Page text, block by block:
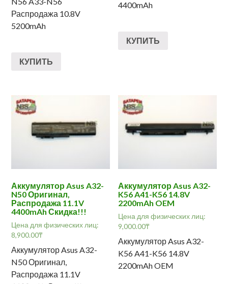
Распродажа 10.8V
5200mAh
КУПИТЬ
4400mAh
КУПИТЬ
Аккумулятор Asus A32-
N50 Оригинал,
Распродажа 11.1V
4400mAh Скидка!!!
Цена для физических лиц:
8,900.00₸
Аккумулятор Asus A32-
N50 Оригинал,
Распродажа 11.1V
Аккумулятор Asus A32-
K56 A41-K56 14.8V
2200mAh OEM
Цена для физических лиц:
9,000.00₸
Аккумулятор Asus A32-
K56 A41-K56 14.8V
2200mAh OEM